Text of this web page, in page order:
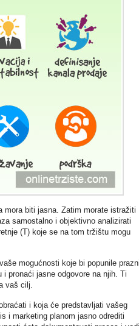
mora biti jasna. Zatim morate istražiti
samostalno i objektivno analizirati
(T) koje se na tom tržištu mogu
mogućnosti koje bi popunile
pronaći jasne odgovore na njih. Ti
vaš cilj.
i koja će predstavljati vašeg
i marketing planom jasno odrediti